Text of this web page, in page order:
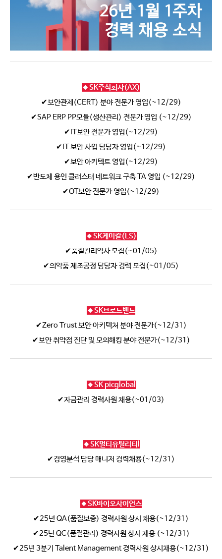
🔸SK주식회사(AX)
✔보안관제(CERT) 분야 전문가 영입(~12/29)
✔SAP ERP PP모듈(생산관리) 전문가 영입 (~12/29)
✔IT보안 전문가 영입(~12/29)
✔IT 보안 사업 담당자 영입(~12/29)
✔보안 아키텍트 영입(~12/29)
✔반도체 용인 클러스터 네트워크 구축 TA 영입 (~12/29)
✔OT보안 전문가 영입(~12/29)
🔸SK케미칼(LS)
✔품질관리약사 모집(~01/05)
✔의약품 제조공정 담당자 경력 모집(~01/05)
🔸SK브로드밴드
✔Zero Trust 보안 아키텍처 분야 전문가(~12/31)
✔보안 취약점 진단 및 모의해킹 분야 전문가(~12/31)
🔸SK picglobal
✔자금관리 경력사원 채용(~01/03)
🔸SK멀티유틸리티l
✔경영분석 담당 매니저 경력채용(~12/31)
🔸SK바이오사이언스
✔25년 QA(품질보증) 경력사원 상시 채용(~12/31)
✔25년 QC(품질관리) 경력사원 상시 채용 (~12/31)
✔25년 3분기 Talent Management 경력사원 상시채용(~12/31)